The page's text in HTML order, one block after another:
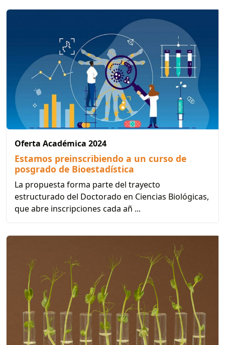
Oferta Académica 2024
Estamos preinscribiendo a un curso de
posgrado de Bioestadística
La propuesta forma parte del trayecto
estructurado del Doctorado en Ciencias Biológicas,
que abre inscripciones cada añ ...